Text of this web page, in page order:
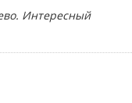
Интересный